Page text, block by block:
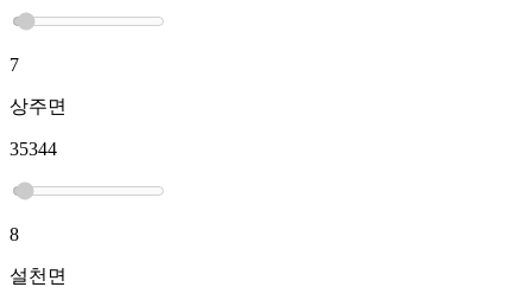
7
상주면
35344
8
설천면